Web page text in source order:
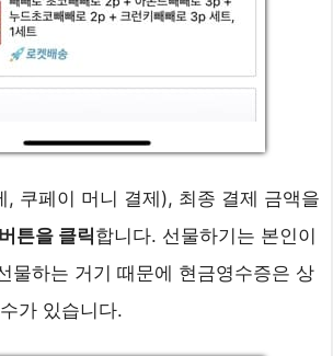
, 쿠페이 머니 결제), 최종 결제 금액을
튼을 클릭합니다. 선물하기는 본인이
물하는 거기 때문에 현금영수증은 상
가 있습니다.